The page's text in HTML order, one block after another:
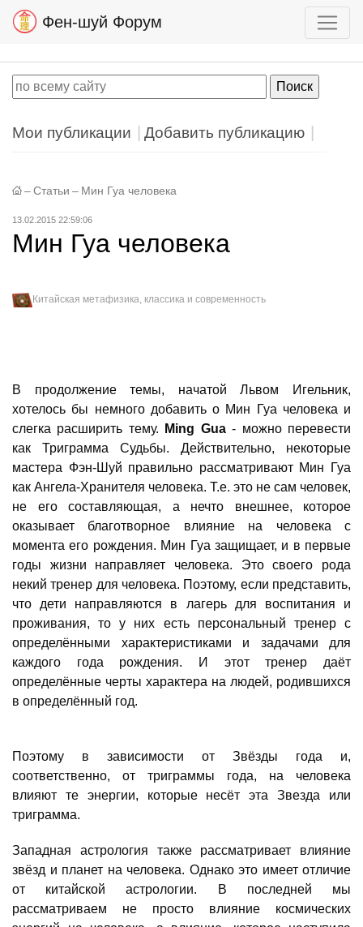
Фен-шуй Форум
Мои публикации Добавить публикацию
– Статьи – Мин Гуа человека
13.02.2015 22:59:06
Мин Гуа человека
Китайская метафизика, классика и современность
В продолжение темы, начатой Львом Игельник,
хотелось бы немного добавить о Мин Гуа человека и
слегка расширить тему.
Ming Gua- можно перевести
как Триграмма Судьбы. Действительно, некоторые
мастера Фэн-Шуй правильно рассматривают Мин Гуа
как Ангела-Хранителя человека. Т.е. это не сам человек,
не его составляющая, а нечто внешнее, которое
оказывает благотворное влияние на человека с
момента его рождения. Мин Гуа защищает, и в первые
годы жизни направляет человека. Это своего рода
некий тренер для человека. Поэтому, если представить,
что дети направляются в лагерь для воспитания и
проживания, то у них есть персональный тренер с
определёнными характеристиками и задачами для
каждого года рождения. И этот тренер даёт
определённые черты характера на людей, родившихся
в определённый год.
Поэтому в зависимости от Звёзды года и,
соответственно, от триграммы года, на человека
влияют те энергии, которые несёт эта Звезда или
триграмма.
Западная астрология также рассматривает влияние
звёзд и планет на человека. Однако это имеет отличие
от китайской астрологии. В последней мы
рассматриваем не просто влияние космических